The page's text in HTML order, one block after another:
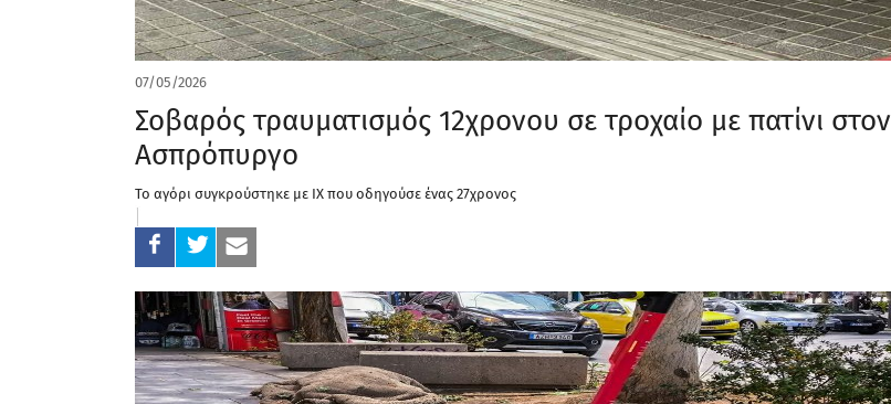
07/05/2026
Σοβαρός τραυματισμός 12χρονου σε τροχαίο με πατίνι στον
Ασπρόπυργο
Το αγόρι συγκρούστηκε με ΙΧ που οδηγούσε ένας 27χρονος